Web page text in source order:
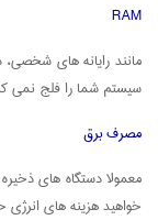
RAM
مانند رایانه های شخصی،
سیستم شما را فلج نمی
مصرف برق
معمولا دستگاه های
خواهید هزینه های